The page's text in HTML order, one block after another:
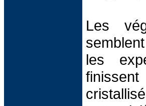
Les
les